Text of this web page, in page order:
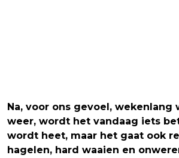
Na, voor ons gevoel, wekenlang
weer, wordt het vandaag iets
wordt heet, maar het gaat ook
hagelen, hard waaien en